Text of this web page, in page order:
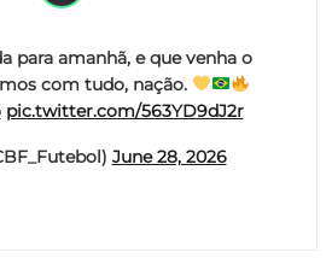
para amanhã, e que venha o
com tudo, nação.
pic.twitter.com/563YD9dJ2r
June 28, 2026